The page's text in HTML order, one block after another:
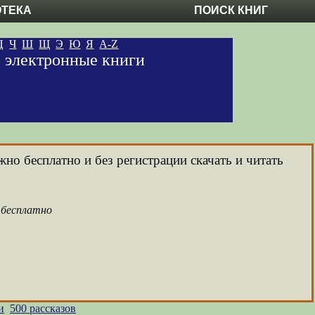
ПОИСК КНИГ
Ч Ш Щ Э Ю Я A-Z
электронные книги
бесплатно и без регистрации скачать и читать
500 рассказов